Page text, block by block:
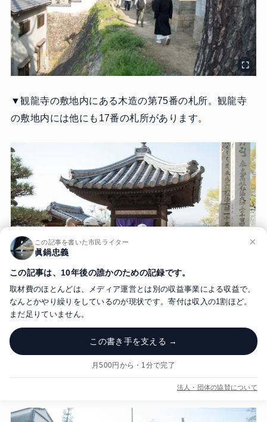
▼観龍寺の敷地内にある木造の第75番の札所。観龍寺
の敷地内には他にも17番の札所があります。
▼観龍寺の北側に位置する78番札所、郷照寺。整理・
整頓されており、普段から地域のかたがたに大事にさ
×
この記事を書いた市民ライター
眞鍋忠義
この記事は、10年後の誰かのための記録です。
取材費のほとんどは、メディア運営とは別の収益事業による収益で、
なんとかやり繰りをしているのが現状です。寄付は収入の1割ほど。
まだ足りていません。
この書き手を支える →
月500円から・1分で完了
法人・団体の協賛について